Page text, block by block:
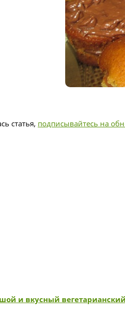
статья, подписывайтесь на
и вкусный